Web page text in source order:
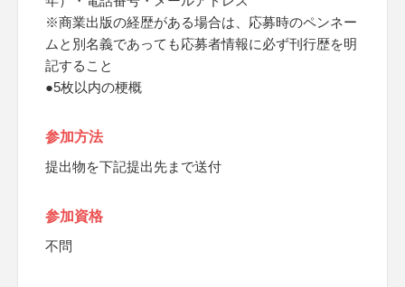
※商業出版の経歴がある場合は、応募時のペンネー
ムと別名義であっても応募者情報に必ず刊行歴を明
記すること
●5枚以内の梗概
参加方法
提出物を下記提出先まで送付
参加資格
不問